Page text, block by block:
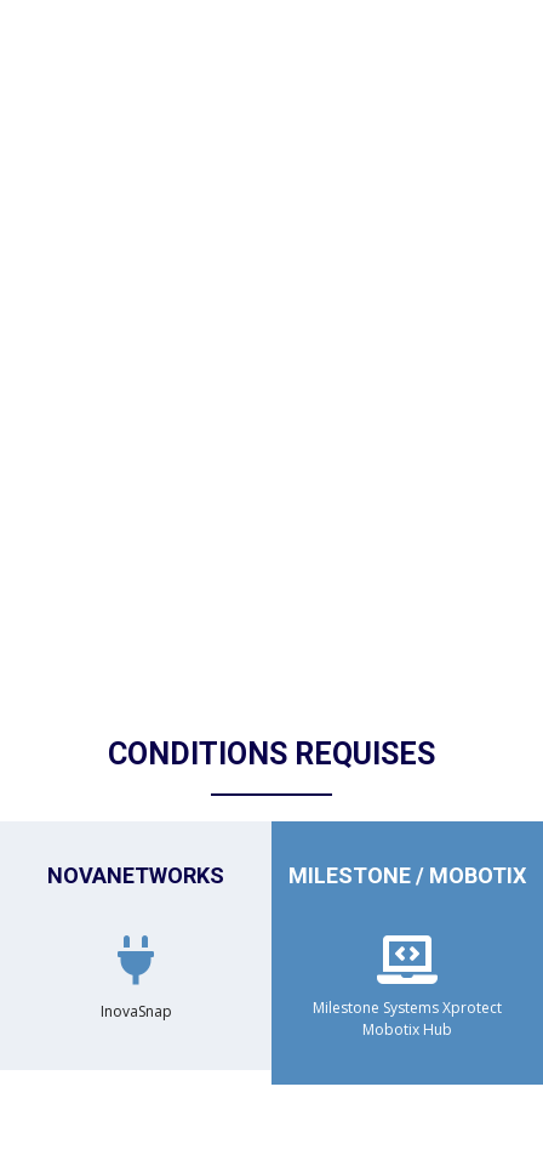
CONDITIONS REQUISES
NOVANETWORKS

InovaSnap
MILESTONE / MOBOTIX

Milestone Systems Xprotect
Mobotix Hub